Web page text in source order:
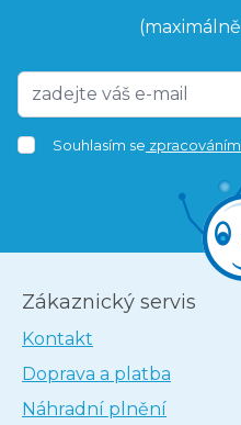
Souhlasím se
Zákaznický servis
Kontakt
Doprava a platba
Náhradní plnění